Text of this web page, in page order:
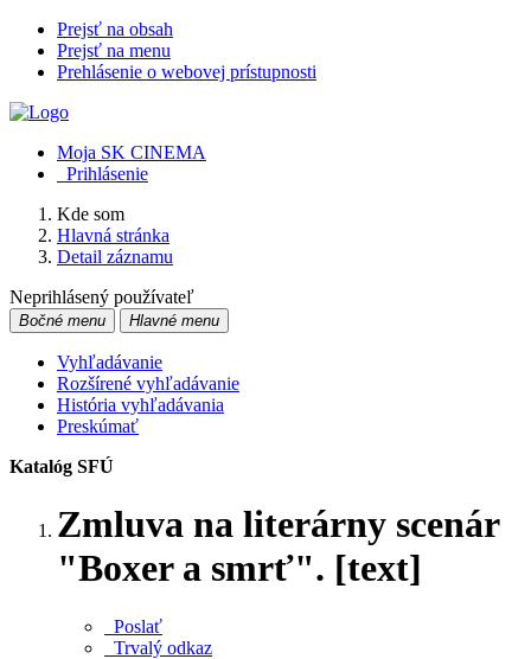
Prejsť na obsah
Prejsť na menu
Prehlásenie o webovej prístupnosti
Moja SK CINEMA
Prihlásenie
Kde som
Hlavná stránka
Detail záznamu
Neprihlásený používateľ
Bočné menu Hlavné menu
Vyhľadávanie
Rozšírené vyhľadávanie
História vyhľadávania
Preskúmať
Katalóg SFÚ
Zmluva na literárny scenár
"Boxer a smrť". [text]
Poslať
Trvalý odkaz